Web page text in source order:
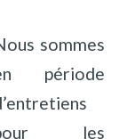
sommes
période
les